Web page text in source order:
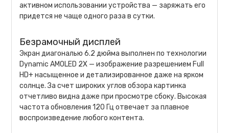
активном использовании устройства — заряжать его
придется не чаще одного раза в сутки.
Безрамочный дисплей
Экран диагональю 6.2 дюйма выполнен по технологии
Dynamic AMOLED 2X — изображение разрешением Full
HD+ насыщенное и детализированное даже на ярком
солнце. За счет широких углов обзора картинка
отчетливо видна даже при просмотре сбоку. Высокая
частота обновления 120 Гц отвечает за плавное
воспроизведение любого контента.